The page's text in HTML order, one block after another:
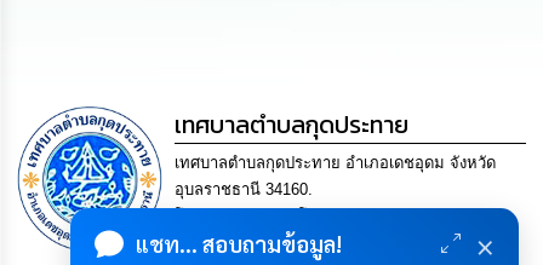
เสริม
คุณธรรม
และ
ความ
โปร่งใส
แชท... สอบถามข้อมูล! ×
เทศบาลตำบลกุดประทาย
เทศบาลตำบลกุดประทาย อำเภอเดชอุดม จังหวัด
อุบลราชธานี 34160.
saraban@kudprathay.go.th